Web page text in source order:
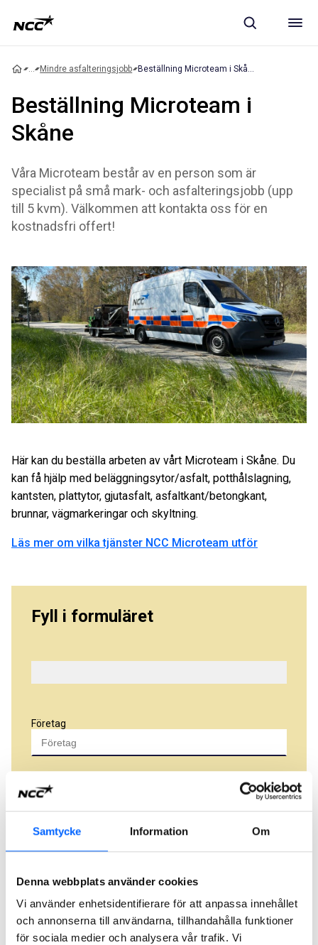
Samtycke Information Om
Denna webbplats använder cookies
Vi använder enhetsidentifierare för att anpassa innehållet
och annonserna till användarna, tillhandahålla funktioner
för sociala medier och analysera vår trafik. Vi
... Mindre asfalteringsjobb
Beställning Microteam i
Skåne
Våra Microteam består av en person som är
specialist på små mark- och asfalteringsjobb (upp
till 5 kvm). Välkommen att kontakta oss för en
kostnadsfri offert!
Här kan du beställa arbeten av vårt Microteam i Skåne. Du
kan få hjälp med beläggningsytor/asfalt, potthålslagning,
kantsten, plattytor, gjutasfalt, asfaltkant/betongkant,
brunnar, vägmarkeringar och skyltning.
Läs mer om vilka tjänster NCC Microteam utför
Fyll i formuläret
Företag
Namn
Ort